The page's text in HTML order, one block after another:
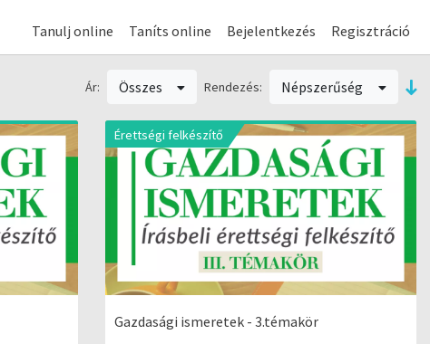
Tanulj online Taníts online Bejelentkezés Regisztráció
Ár: Összes Rendezés: Népszerűség
Érettségi felkészítő
Gazdasági ismeretek - 3.témakör